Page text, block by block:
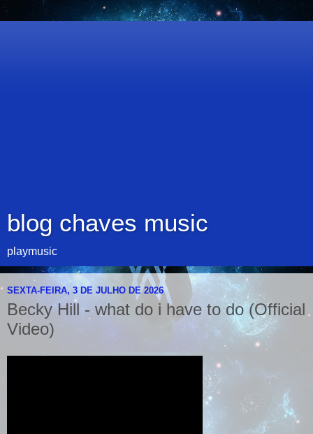
blog chaves music
playmusic
SEXTA-FEIRA, 3 DE JULHO DE 2026
Becky Hill - what do i have to do (Official
Video)